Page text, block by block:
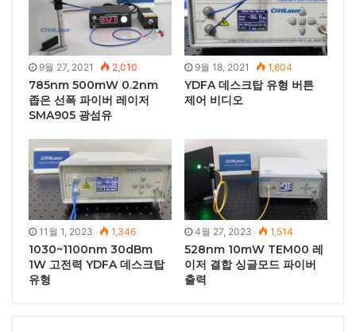
9월 27, 2021 2,010
785nm 500mW 0.2nm
좁은 선폭 파이버 레이저
SMA905 광섬유
9월 18, 2021 1,604
YDFA 데스크탑 유형 버튼
제어 비디오
11월 1, 2023 1,346
1030~1100nm 30dBm
1W 고전력 YDFA 데스크탑
유형
4월 27, 2023 1,514
528nm 10mW TEM00 레
이저 결합 싱글모드 파이버
출력